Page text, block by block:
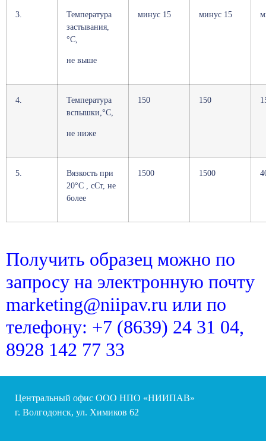
3.
Температура
застывания,
°С,
не выше
минус 15 минус 15
4.
Температура
вспышки,°С,
не ниже
150 150
5.
Вязкость при
20°С , сСт, не
более
1500 1500
Получить образец можно по
запросу на электронную почту
marketing@niipav.ru или по
телефону: +7 (8639) 24 31 04,
8928 142 77 33
Центральный офис ООО НПО «НИИПАВ»
г. Волгодонск, ул. Химиков 62